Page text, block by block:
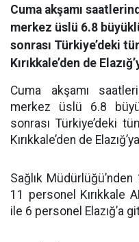
Cuma akşamı
merkez üslü 6.8
sonrası Türkiye’deki
Kırıkkale’den de
Cuma akşamı
merkez üslü 6.8
sonrası Türkiye’deki
Kırıkkale’den de
Sağlık
11 personel Kırıkkale
ile 6 personel Elazığ’a